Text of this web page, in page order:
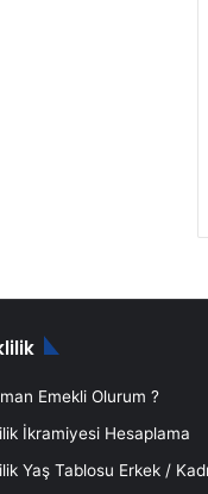
Emekli Olurum ?
İkramiyesi Hesaplama
Yaş Tablosu Erkek /